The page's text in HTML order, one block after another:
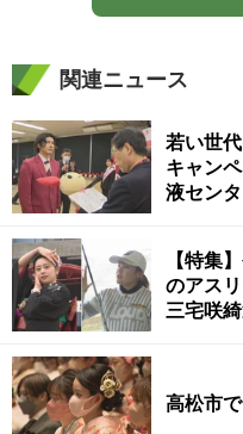
関連ニュース
若い世
キャン
液セン
【特集
のアス
三宅咲
高松市